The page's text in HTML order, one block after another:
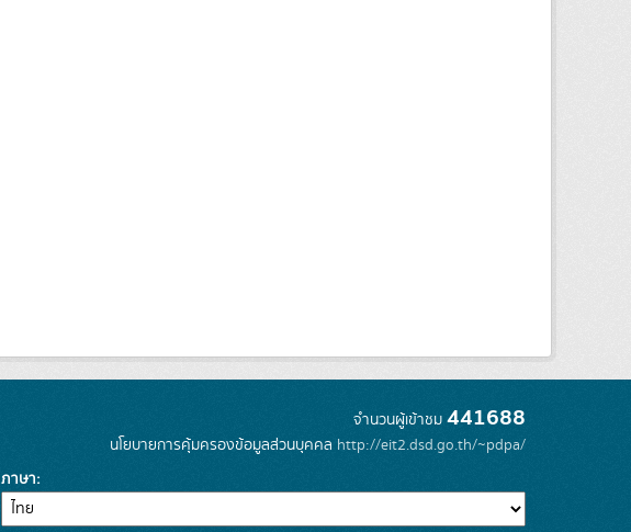
จำนวนผู้เข้าชม 441688
นโยบายการคุ้มครองข้อมูลส่วนบุคคล http://eit2.dsd.go.th/~pdpa/
ภาษา